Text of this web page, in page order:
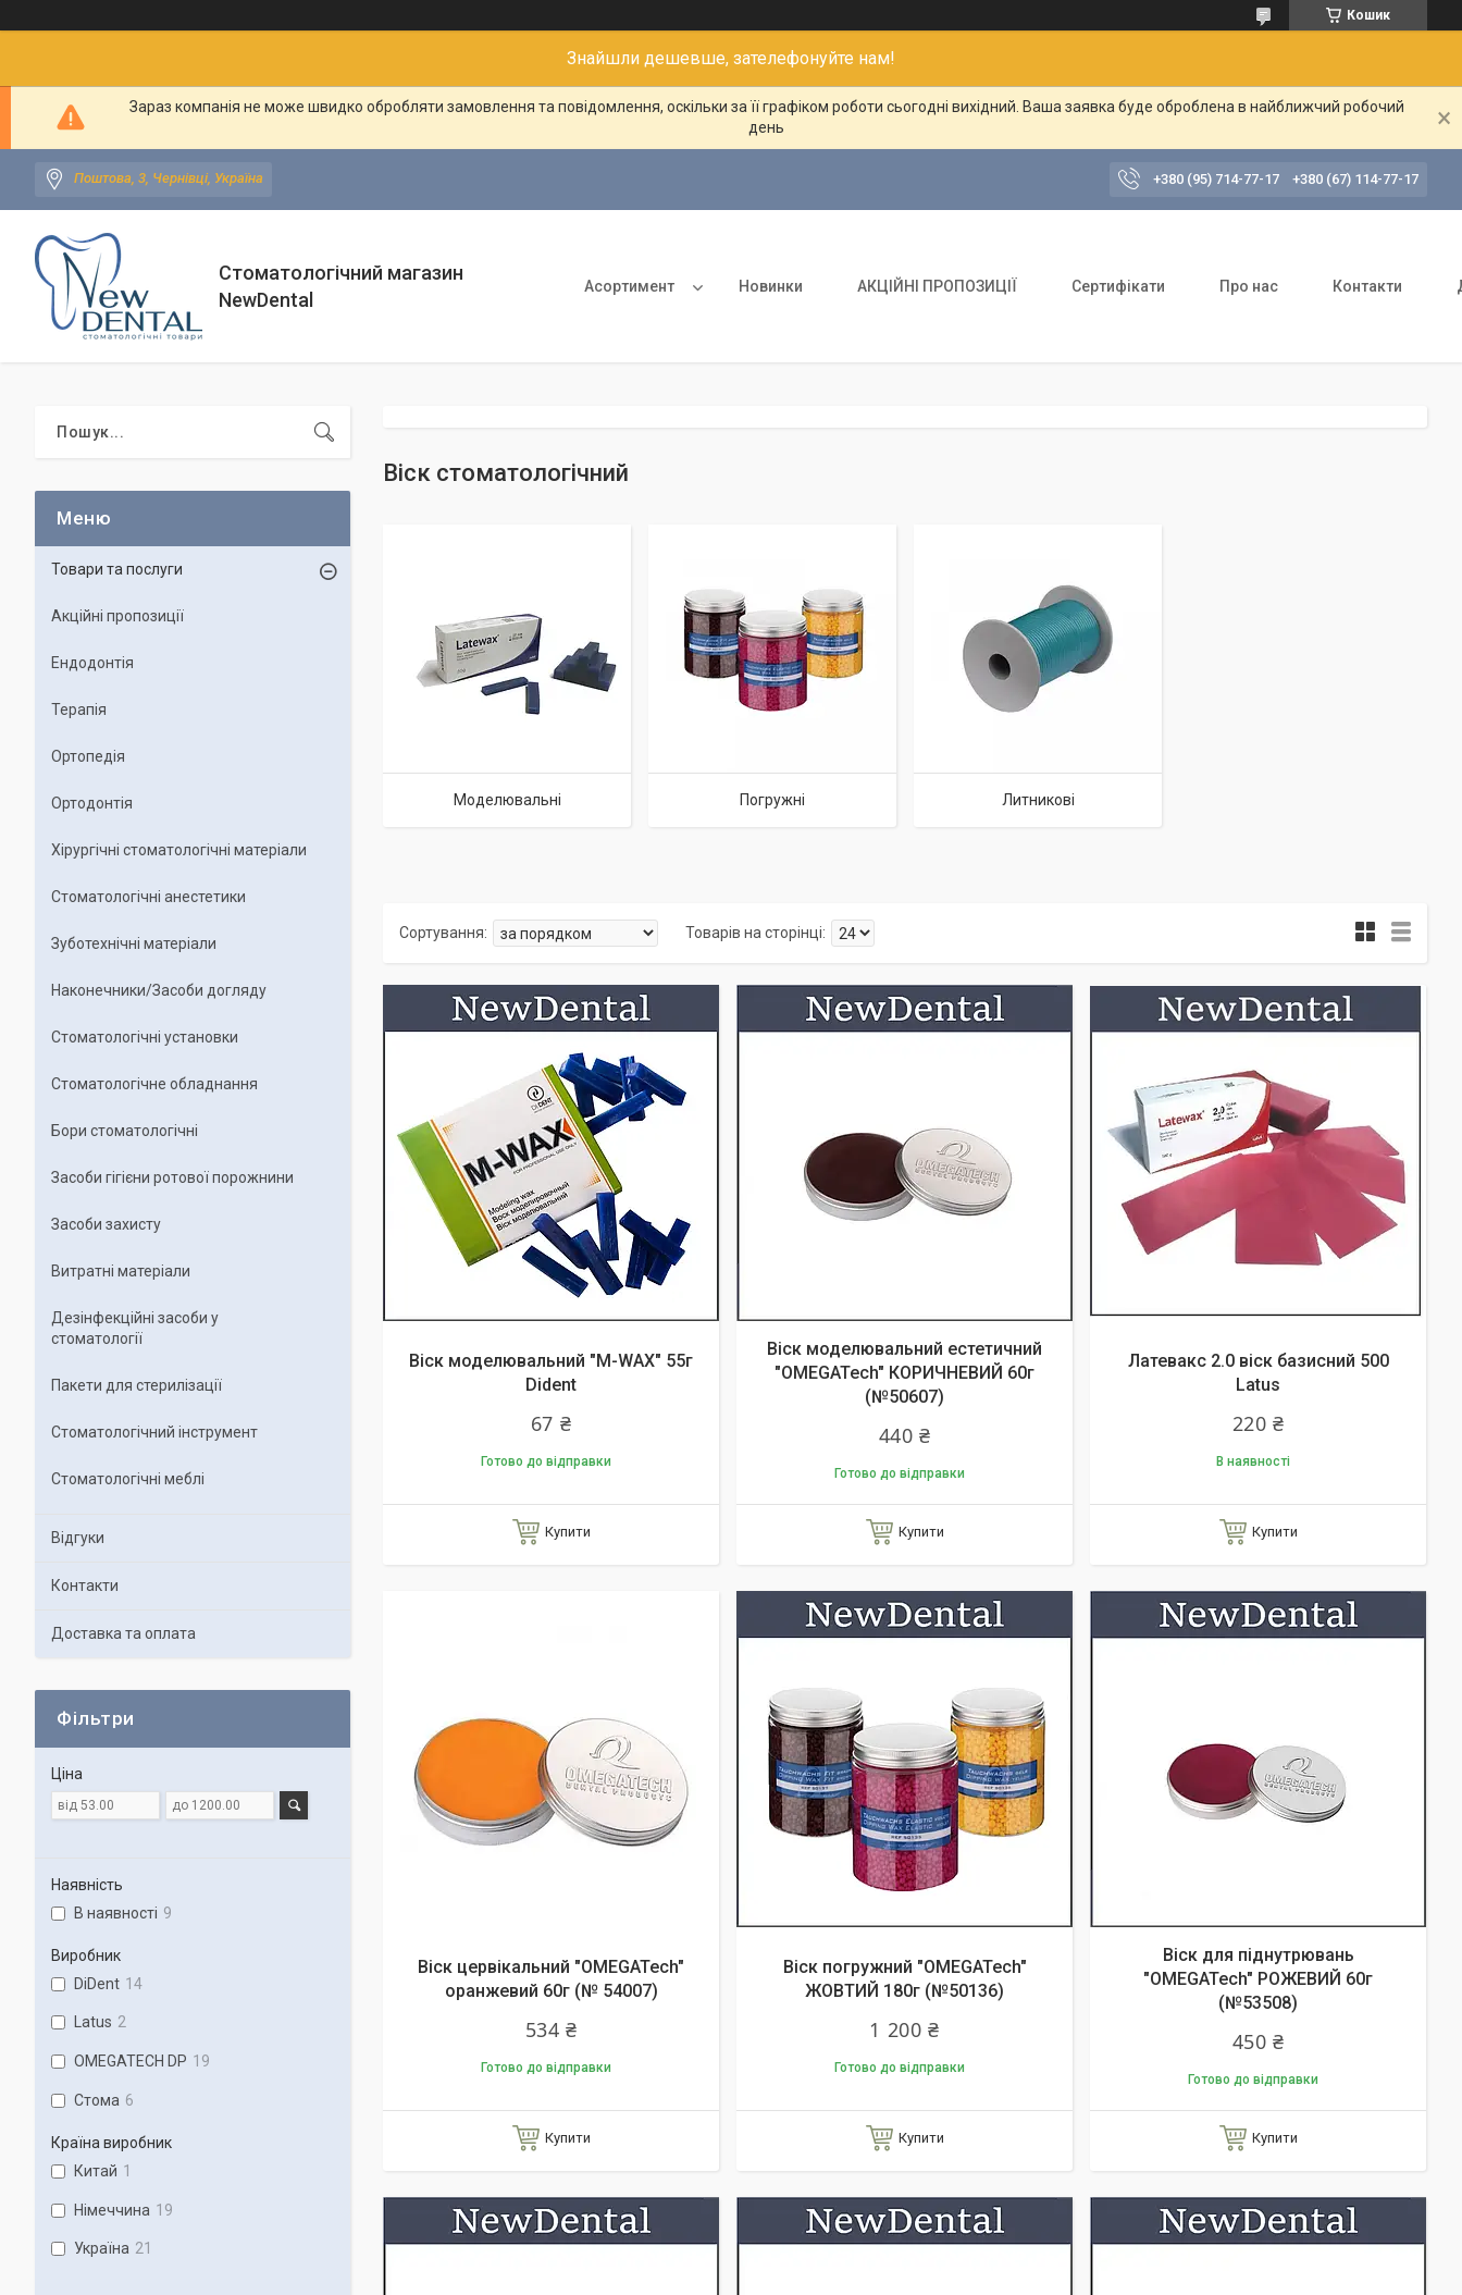
Кошик
Знайшли дешевше, зателефонуйте нам!
Зараз компанія не може швидко обробляти замовлення та повідомлення, оскільки за її графіком роботи сьогодні вихідний. Ваша заявка буде оброблена в найближчий робочий
день
Поштова, 3, Чернівці, Україна +380 (95) 714-77-17 +380 (67) 114-77-17
Стоматологічний магазин
NewDental
Асортимент Новинки АКЦІЙНІ ПРОПОЗИЦІЇ Сертифікати Про нас Контакти
Віск стоматологічний
Моделювальні Погружні Литникові
Віск моделювальний "M-WAX" 55г
Dident
67 ₴
Готово до відправки
Купити
Віск моделювальний естетичний
"OMEGATech" КОРИЧНЕВИЙ 60г
(№50607)
440 ₴
Готово до відправки
Купити
Латевакс 2.0 віск базисний 500
Latus
220 ₴
В наявності
Купити
Віск цервікальний "OMEGATech"
оранжевий 60г (№ 54007)
534 ₴
Готово до відправки
Купити
Віск погружний "OMEGATech"
ЖОВТИЙ 180г (№50136)
1 200 ₴
Готово до відправки
Купити
Віск для піднутрювань
"OMEGATech" РОЖЕВИЙ 60г
(№53508)
450 ₴
Готово до відправки
Купити
Товари та послуги
Акційні пропозиції
Ендодонтія
Терапія
Ортопедія
Ортодонтія
Хірургічні стоматологічні матеріали
Стоматологічні анестетики
Зуботехнічні матеріали
Наконечники/Засоби догляду
Стоматологічні установки
Стоматологічне обладнання
Бори стоматологічні
Засоби гігієни ротової порожнини
Засоби захисту
Витратні матеріали
Дезінфекційні засоби у
стоматології
Пакети для стерилізації
Стоматологічний інструмент
Стоматологічні меблі
Відгуки
Контакти
Доставка та оплата
Фільтри
Ціна
Наявність
В наявності 9
Виробник
DiDent 14
Latus 2
OMEGATECH DP 19
Стома 6
Країна виробник
Китай 1
Німеччина 19
Україна 21